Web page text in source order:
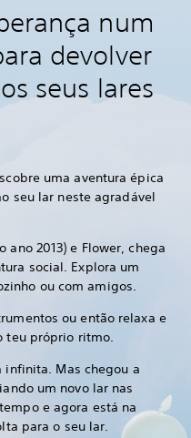
num
devolver
seus lares
uma aventura épica
seu lar neste agradável
ano 2013) e Flower, chega
social. Explora um
ou com amigos.
ou então relaxa e
teu próprio ritmo.
infinita. Mas chegou a
um novo lar nas
e agora está na
para o seu lar.